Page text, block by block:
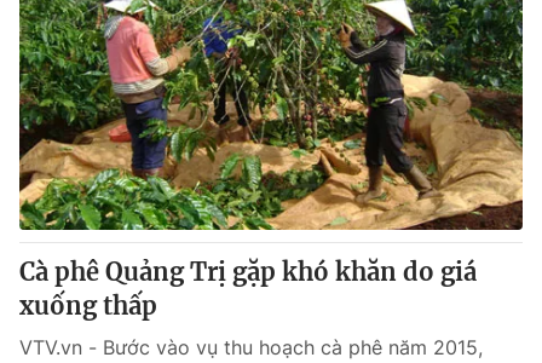
Cà phê Quảng Trị gặp khó khăn do giá
xuống thấp
VTV.vn - Bước vào vụ thu hoạch cà phê năm 2015,